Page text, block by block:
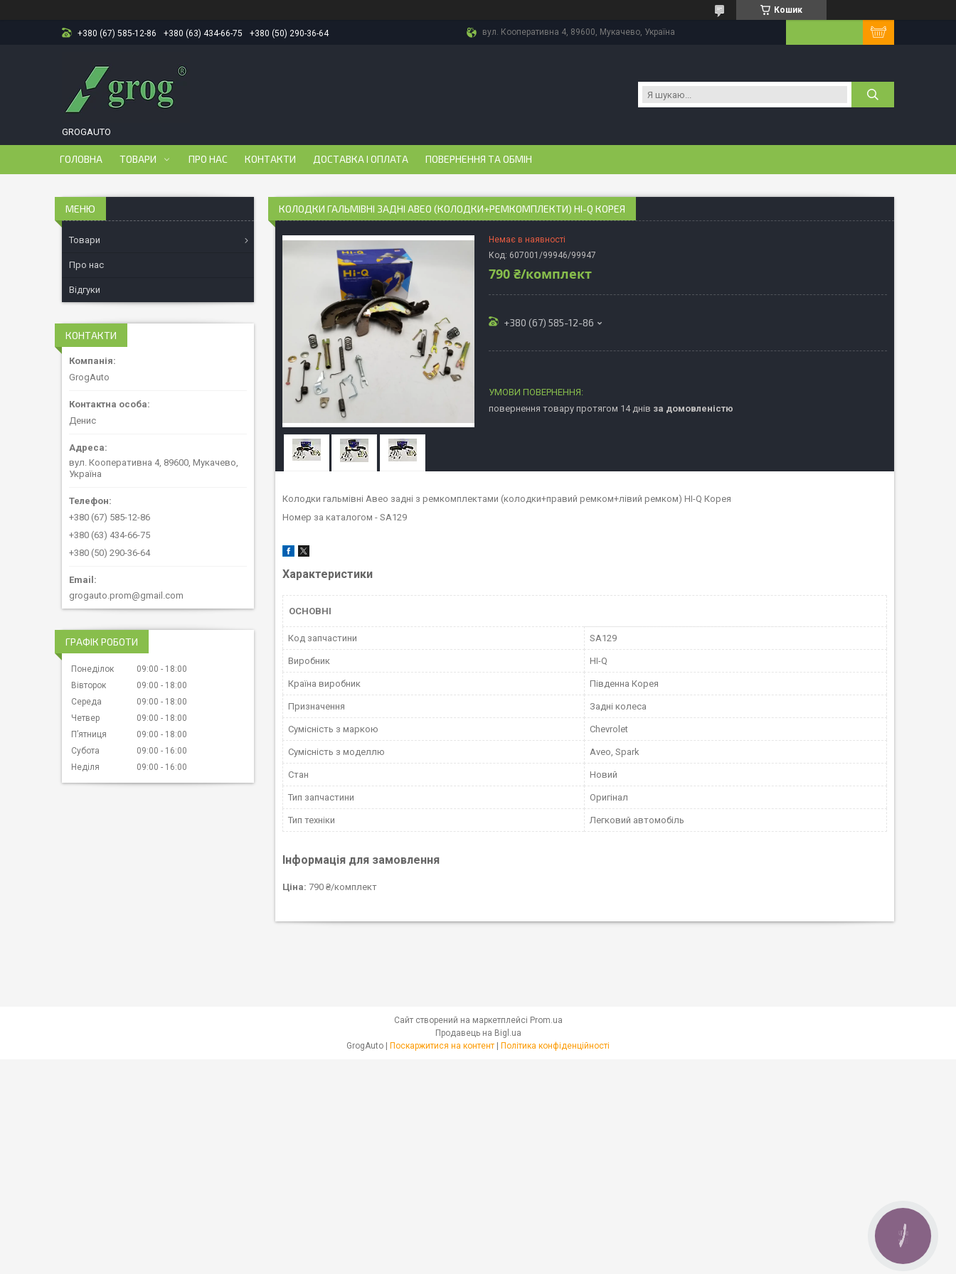
Кошик
+380 (67) 585-12-86 +380 (63) 434-66-75 +380 (50) 290-36-64 вул. Кооперативна 4, 89600, Мукачево, Україна
GROGAUTO
ГОЛОВНА ТОВАРИ ПРО НАС КОНТАКТИ ДОСТАВКА І ОПЛАТА ПОВЕРНЕННЯ ТА ОБМІН
КОЛОДКИ ГАЛЬМІВНІ ЗАДНІ АВЕО (КОЛОДКИ+РЕМКОМПЛЕКТИ) HI-Q КОРЕЯ
Немає в наявності
Код: 607001/99946/99947
790 ₴/комплект
+380 (67) 585-12-86
повернення товару протягом 14 днів за домовленістю
Колодки гальмівні Авео задні з ремкомплектами (колодки+правий ремком+лівий ремком) HI-Q Корея
Номер за каталогом - SA129
Характеристики
ОСНОВНІ
Код запчастини SA129
Виробник HI-Q
Країна виробник Південна Корея
Призначення Задні колеса
Сумісність з маркою Chevrolet
Сумісність з моделлю Aveo, Spark
Стан Новий
Тип запчастини Оригінал
Тип техніки Легковий автомобіль
Інформація для замовлення
Ціна: 790 ₴/комплект
Товари
Про нас
Відгуки
КОНТАКТИ
GrogAuto
Денис
вул. Кооперативна 4, 89600, Мукачево,
Україна
+380 (67) 585-12-86
+380 (63) 434-66-75
+380 (50) 290-36-64
grogauto.prom@gmail.com
ГРАФІК РОБОТИ
Понеділок 09:00
18:00
Вівторок
09:00
18:00
Середа
09:00
18:00
Четвер
09:00
18:00
Пʼятниця
09:00
18:00
Субота
09:00
16:00
Неділя
09:00 16:00
Сайт створений на маркетплейсі Prom.ua
Продавець на Bigl.ua
Поскаржитися на контент Політика конфіденційності
КНОПКА
ЗВ'ЯЗКУ